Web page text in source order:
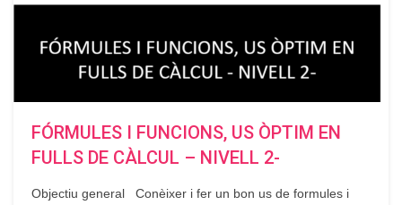
FÓRMULES I FUNCIONS, US ÒPTIM EN
FULLS DE CÀLCUL – NIVELL 2-
Objectiu general Conèixer i fer un bon us de formules i